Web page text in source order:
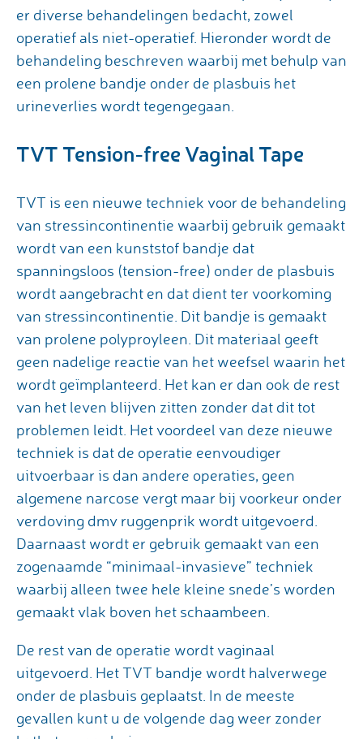
er diverse behandelingen bedacht, zowel
operatief als niet-operatief. Hieronder wordt de
behandeling beschreven waarbij met behulp van
een prolene bandje onder de plasbuis het
urineverlies wordt tegengegaan.
TVT Tension-free Vaginal Tape
TVT is een nieuwe techniek voor de behandeling
van stressincontinentie waarbij gebruik gemaakt
wordt van een kunststof bandje dat
spanningsloos (tension-free) onder de plasbuis
wordt aangebracht en dat dient ter voorkoming
van stressincontinentie. Dit bandje is gemaakt
van prolene polyproyleen. Dit materiaal geeft
geen nadelige reactie van het weefsel waarin het
wordt geïmplanteerd. Het kan er dan ook de rest
van het leven blijven zitten zonder dat dit tot
problemen leidt. Het voordeel van deze nieuwe
techniek is dat de operatie eenvoudiger
uitvoerbaar is dan andere operaties, geen
algemene narcose vergt maar bij voorkeur onder
verdoving dmv ruggenprik wordt uitgevoerd.
Daarnaast wordt er gebruik gemaakt van een
zogenaamde “minimaal-invasieve” techniek
waarbij alleen twee hele kleine snede’s worden
gemaakt vlak boven het schaambeen.
De rest van de operatie wordt vaginaal
uitgevoerd. Het TVT bandje wordt halverwege
onder de plasbuis geplaatst. In de meeste
gevallen kunt u de volgende dag weer zonder